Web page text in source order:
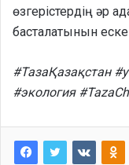
өзгерістердің әр
басталатынын
#ТазаҚазақстан
#экология